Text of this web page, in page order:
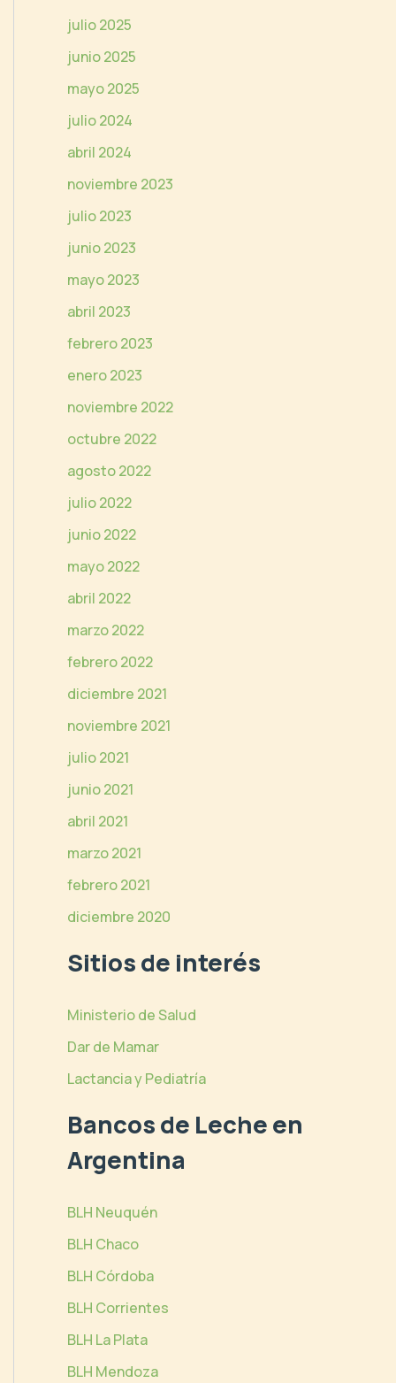
o
julio 2025
junio 2025
mayo 2025
julio 2024
abril 2024
noviembre 2023
julio 2023
junio 2023
mayo 2023
abril 2023
febrero 2023
enero 2023
noviembre 2022
octubre 2022
agosto 2022
julio 2022
junio 2022
mayo 2022
abril 2022
marzo 2022
febrero 2022
diciembre 2021
noviembre 2021
julio 2021
junio 2021
abril 2021
marzo 2021
febrero 2021
diciembre 2020
Sitios de interés
Ministerio de Salud
Dar de Mamar
Lactancia y Pediatría
Bancos de Leche en
Argentina
BLH Neuquén
BLH Chaco
BLH Córdoba
BLH Corrientes
BLH La Plata
BLH Mendoza